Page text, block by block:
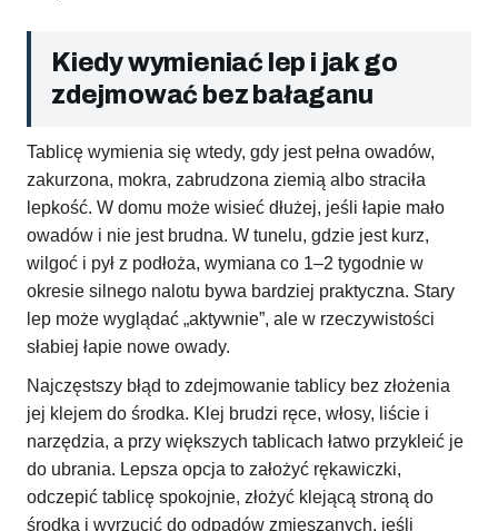
Kiedy wymieniać lep i jak go
zdejmować bez bałaganu
Tablicę wymienia się wtedy, gdy jest pełna owadów,
zakurzona, mokra, zabrudzona ziemią albo straciła
lepkość. W domu może wisieć dłużej, jeśli łapie mało
owadów i nie jest brudna. W tunelu, gdzie jest kurz,
wilgoć i pył z podłoża, wymiana co 1–2 tygodnie w
okresie silnego nalotu bywa bardziej praktyczna. Stary
lep może wyglądać „aktywnie”, ale w rzeczywistości
słabiej łapie nowe owady.
Najczęstszy błąd to zdejmowanie tablicy bez złożenia
jej klejem do środka. Klej brudzi ręce, włosy, liście i
narzędzia, a przy większych tablicach łatwo przykleić je
do ubrania. Lepsza opcja to założyć rękawiczki,
odczepić tablicę spokojnie, złożyć klejącą stroną do
środka i wyrzucić do odpadów zmieszanych, jeśli